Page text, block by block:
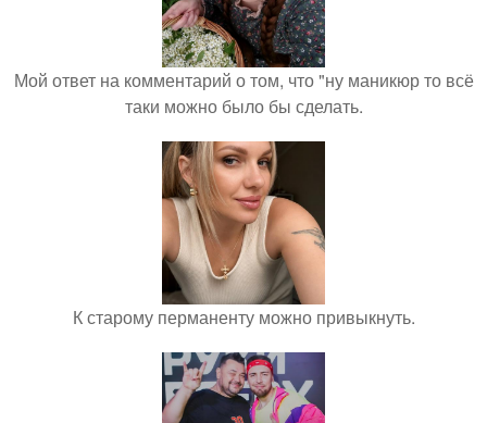
Мой ответ на комментарий о том, что "ну маникюр то всё
таки можно было бы сделать.
К старому перманенту можно привыкнуть.